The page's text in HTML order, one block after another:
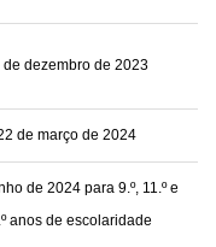
de dezembro de 2023
de março de 2024
de 2024 para 9.º, 11.º e
anos de escolaridade